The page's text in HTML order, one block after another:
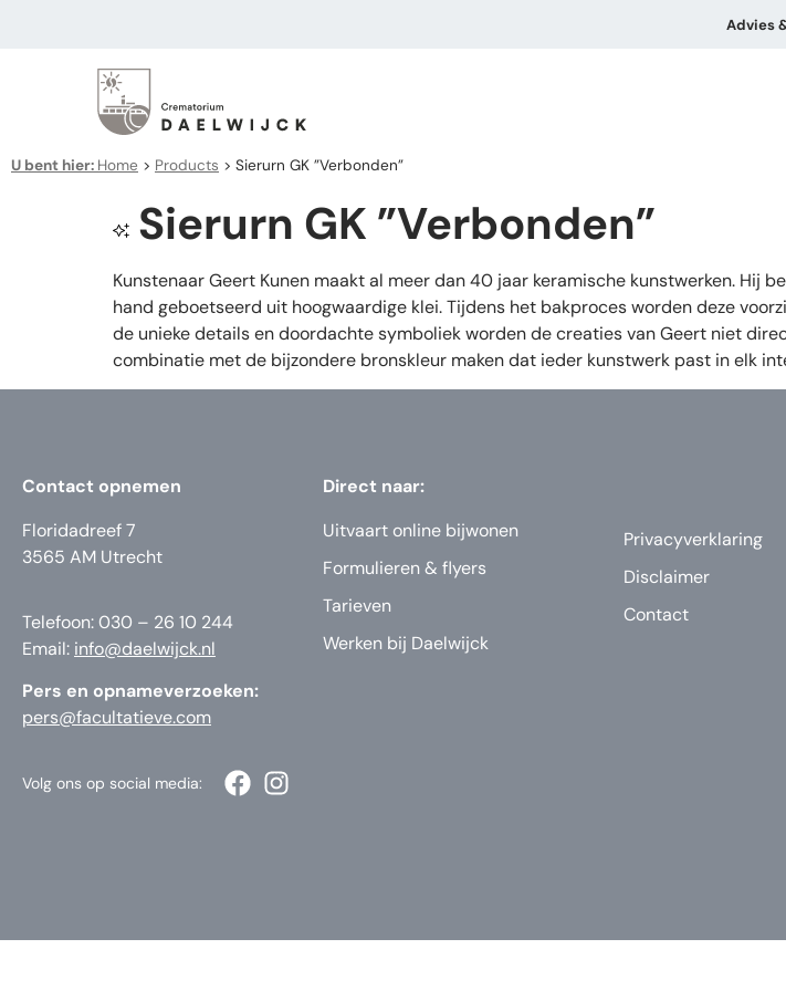
Advies
U bent hier: Home > Products > Sierurn GK ”Verbonden”
Sierurn GK ”Verbonden”
Kunstenaar Geert Kunen maakt al meer dan 40 jaar keramische kunstwerken. Hij
hand geboetseerd uit hoogwaardige klei. Tijdens het bakproces worden deze
de unieke details en doordachte symboliek worden de creaties van Geert niet
combinatie met de bijzondere bronskleur maken dat ieder kunstwerk past in elk
Contact opnemen
Floridadreef 7
3565 AM Utrecht
Telefoon: 030 – 26 10 244
Email: info@daelwijck.nl
Pers en opnameverzoeken:
pers@facultatieve.com
Direct naar:
Uitvaart online bijwonen
Formulieren & flyers
Tarieven
Werken bij Daelwijck
Privacyverklaring
Disclaimer
Contact
Volg ons op social media: